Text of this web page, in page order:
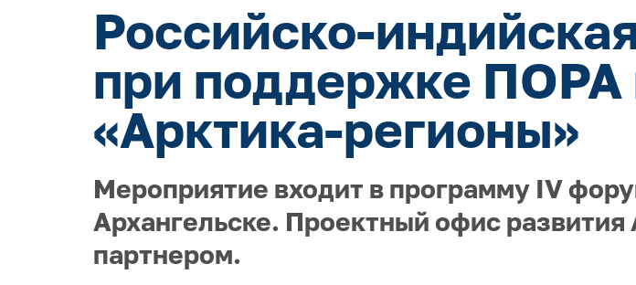
Российско-
при поддержке ПОРА
«Арктика-регионы»
Мероприятие входит в программу IV
Архангельске. Проектный офис
партнером.